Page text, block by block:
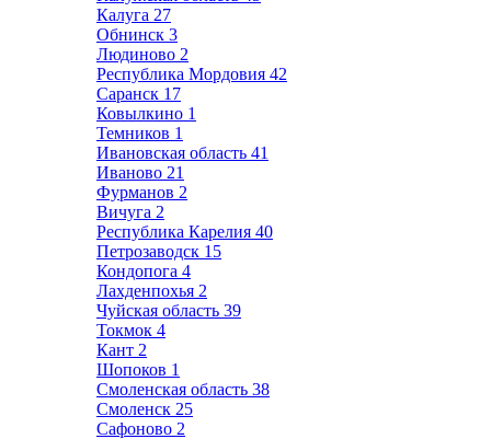
Калуга 27
Обнинск 3
Людиново 2
Республика Мордовия 42
Саранск 17
Ковылкино 1
Темников 1
Ивановская область 41
Иваново 21
Фурманов 2
Вичуга 2
Республика Карелия 40
Петрозаводск 15
Кондопога 4
Лахденпохья 2
Чуйская область 39
Токмок 4
Кант 2
Шопоков 1
Смоленская область 38
Смоленск 25
Сафоново 2